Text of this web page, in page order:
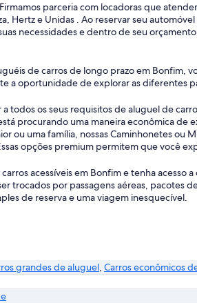
parceria com locadoras que
Hertz e Unidas . Ao reservar seu
necessidades e dentro de seu
de carros de longo prazo em Bonfim,
oportunidade de explorar as diferentes
todos os seus requisitos de aluguel de
procurando uma maneira econômica de
ou uma família, nossas Caminhonetes ou
opções premium permitem que você
acessíveis em Bonfim e tenha acesso
por passagens aéreas, pacotes
de reserva e uma viagem inesquecível.
grandes de aluguel, Carros econômicos